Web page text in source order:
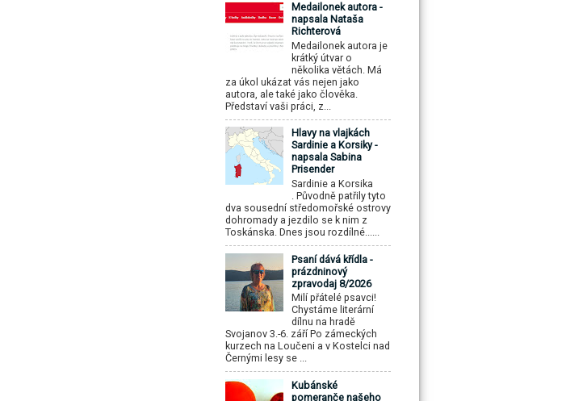
Medailonek autora -
napsala Nataša
Richterová
Medailonek autora je
krátký útvar o
několika větách. Má
za úkol ukázat vás nejen jako
autora, ale také jako člověka.
Představí vaši práci, z...
Hlavy na vlajkách
Sardinie a Korsiky -
napsala Sabina
Prisender
Sardinie a Korsika
. Původně patřily tyto
dva sousední středomořské ostrovy
dohromady a jezdilo se k nim z
Toskánska. Dnes jsou rozdílné......
Psaní dává křídla -
prázdninový
zpravodaj 8/2026
Milí přátelé psavci!
Chystáme literární
dílnu na hradě
Svojanov 3.-6. září Po zámeckých
kurzech na Loučeni a v Kostelci nad
Černými lesy se ...
Kubánské
pomeranče našeho